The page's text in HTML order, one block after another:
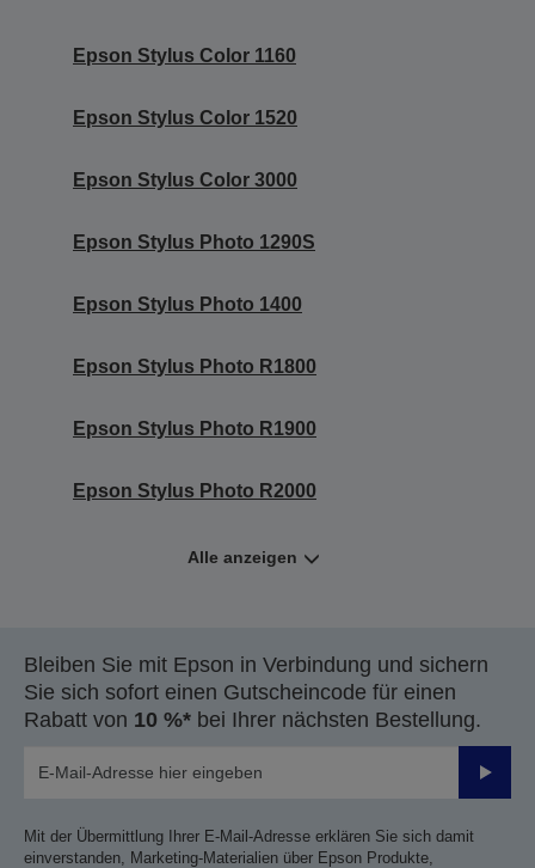
Epson Stylus Color 1160
Epson Stylus Color 1520
Epson Stylus Color 3000
Epson Stylus Photo 1290S
Epson Stylus Photo 1400
Epson Stylus Photo R1800
Epson Stylus Photo R1900
Epson Stylus Photo R2000
Alle anzeigen
Bleiben Sie mit Epson in Verbindung und sichern
Sie sich sofort einen Gutscheincode für einen
Rabatt von 10 %* bei Ihrer nächsten Bestellung.
Mit der Übermittlung Ihrer E-Mail-Adresse erklären Sie sich damit
einverstanden, Marketing-Materialien über Epson Produkte,